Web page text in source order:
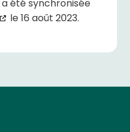
été synchronisée
le 16 août 2023.